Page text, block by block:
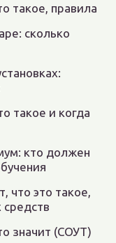
такое, правила
сколько
такое и когда
кто должен
что это такое,
значит (СОУТ)